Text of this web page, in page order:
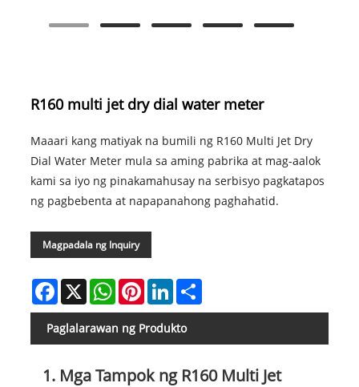
R160 multi jet dry dial water meter
Maaari kang matiyak na bumili ng R160 Multi Jet Dry
Dial Water Meter mula sa aming pabrika at mag-aalok
kami sa iyo ng pinakamahusay na serbisyo pagkatapos
ng pagbebenta at napapanahong paghahatid.
Magpadala ng Inquiry
Facebook
X WhatsAppPinterestLinkedInShare
Paglalarawan ng Produkto
1. Mga Tampok ng R160 Multi Jet